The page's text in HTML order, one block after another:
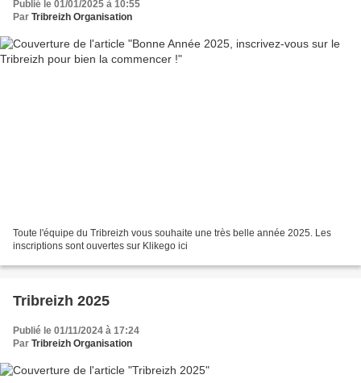
Publié le 01/01/2025 à 10:55
Par Tribreizh Organisation
Toute l'équipe du Tribreizh vous souhaite une très belle année 2025. Les
inscriptions sont ouvertes sur Klikego ici
Tribreizh 2025
Publié le 01/11/2024 à 17:24
Par Tribreizh Organisation